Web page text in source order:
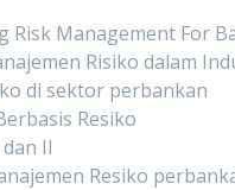
Risk Management For
Risiko dalam
di sektor perbankan
Resiko
II
Resiko